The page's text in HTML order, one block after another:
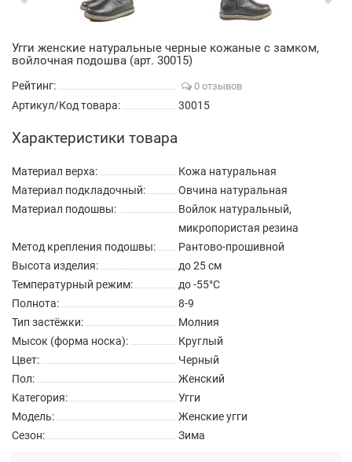
Угги женские натуральные черные кожаные с замком,
войлочная подошва (арт. 30015)
Рейтинг: 0 отзывов
Артикул/Код товара: 30015
Характеристики товара
Материал верха:
Кожа натуральная
Материал подкладочный:
Овчина натуральная
Материал подошвы:
Войлок натуральный,
микропористая резина
Метод крепления подошвы:
Рантово-прошивной
Высота изделия:
до 25 см
Температурный режим:
до -55°C
Полнота:
8-9
Тип застёжки:
Молния
Мысок (форма носка):
Круглый
Цвет:
Черный
Пол:
Женский
Категория:
Угги
Модель:
Женские угги
Сезон:
Зима